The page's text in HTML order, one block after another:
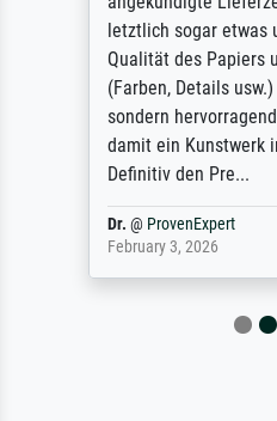
letztlich sogar etwas
Qualität des Papiers
(Farben, Details
sondern
damit ein Kunstwerk
Definitiv den Pre...
Dr.@ProvenExpert
February 3, 2026